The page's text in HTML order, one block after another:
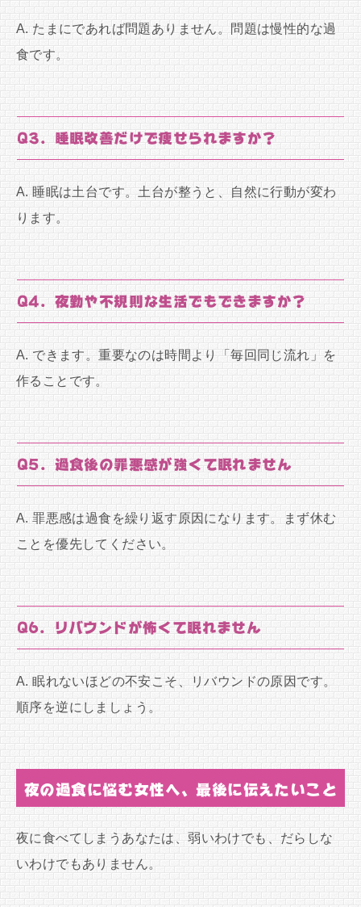
A. たまにであれば問題ありません。問題は慢性的な過
食です。
Q3. 睡眠改善だけで痩せられますか？
A. 睡眠は土台です。土台が整うと、自然に行動が変わ
ります。
Q4. 夜勤や不規則な生活でもできますか？
A. できます。重要なのは時間より「毎回同じ流れ」を
作ることです。
Q5. 過食後の罪悪感が強くて眠れません
A. 罪悪感は過食を繰り返す原因になります。まず休む
ことを優先してください。
Q6. リバウンドが怖くて眠れません
A. 眠れないほどの不安こそ、リバウンドの原因です。
順序を逆にしましょう。
夜の過食に悩む女性へ、最後に伝えたいこと
夜に食べてしまうあなたは、弱いわけでも、だらしな
いわけでもありません。